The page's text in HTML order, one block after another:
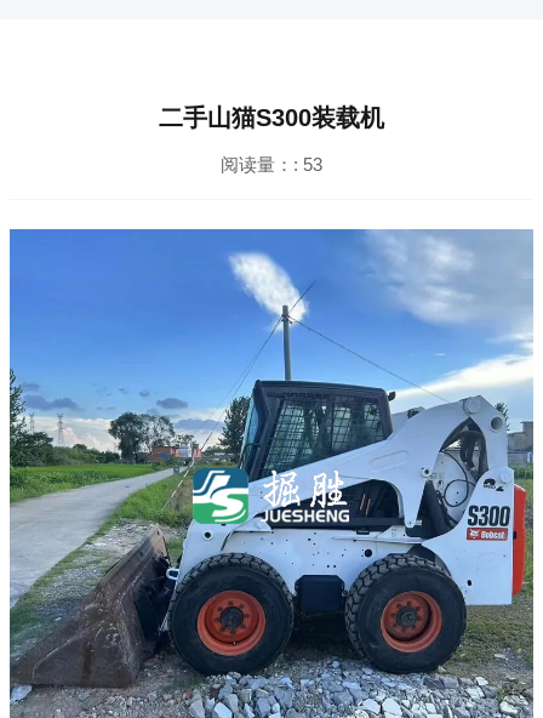
二手山猫S300装载机
阅读量：: 53